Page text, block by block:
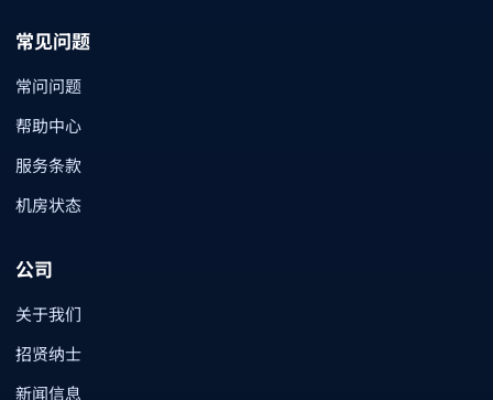
常见问题
常问问题
帮助中心
服务条款
机房状态
公司
关于我们
招贤纳士
新闻信息